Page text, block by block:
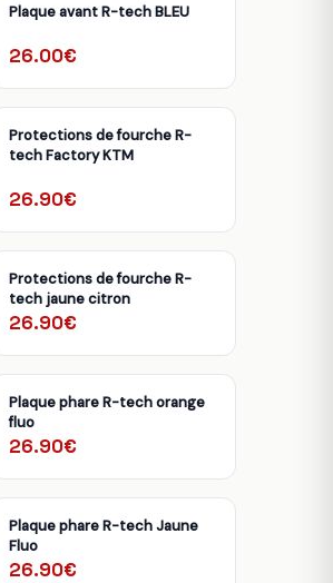
Plaque avant R-tech BLEU
26.00€
Protections de fourche R-
tech Factory KTM
26.90€
Protections de fourche R-
tech jaune citron
26.90€
Plaque phare R-tech orange
fluo
26.90€
Plaque phare R-tech Jaune
Fluo
26.90€